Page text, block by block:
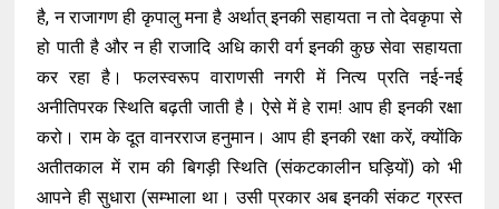
है, न राजागण ही कृपालु मना है अर्थात् इनकी सहायता न तो देवकृपा से
हो पाती है और न ही राजादि अधि कारी वर्ग इनकी कुछ सेवा सहायता
कर रहा है। फलस्वरूप वाराणसी नगरी में नित्य प्रति नई-नई
अनीतिपरक स्थिति बढ़ती जाती है। ऐसे में हे राम! आप ही इनकी रक्षा
करो। राम के दूत वानरराज हनुमान। आप ही इनकी रक्षा करें, क्योंकि
अतीतकाल में राम की बिगड़ी स्थिति (संकटकालीन घड़ियों) को भी
आपने ही सुधारा (सम्भाला था। उसी प्रकार अब इनकी संकट ग्रस्त